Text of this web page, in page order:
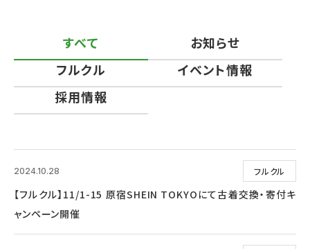
すべて
お知らせ
フルクル
イベント情報
採用情報
フルクル
2024.10.28
【フルクル】11/1-15 原宿SHEIN TOKYOにて古着交換・寄付キ
ャンペーン開催